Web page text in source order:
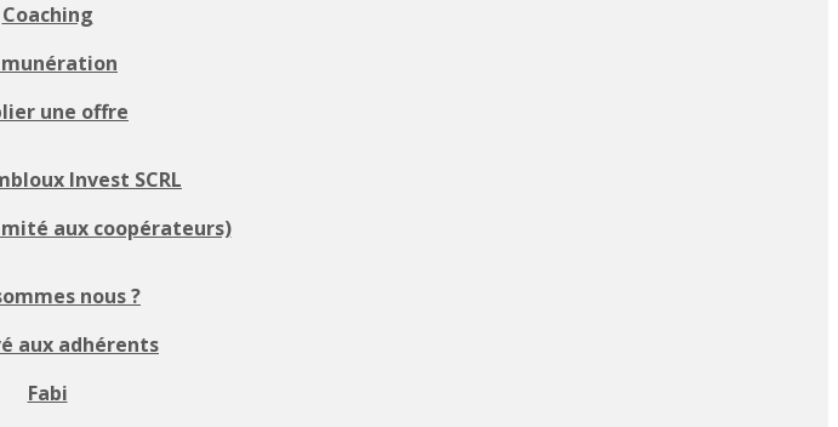
Coaching
une offre
Invest SCRL
aux coopérateurs)
nous ?
aux adhérents
Fabi